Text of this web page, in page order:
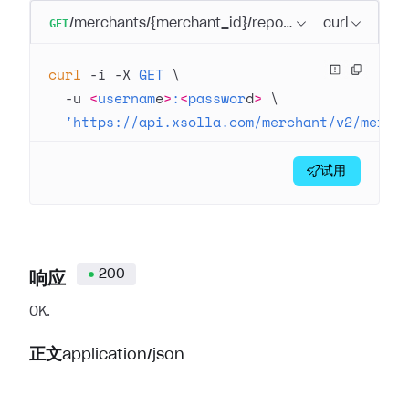
GET/merchants/{merchant_id}/reports curl
curl -i -X GET \
  -u
<username>:<password> \
'https://api.xsolla.com/merchant/v2/
试用
响应 200
OK.
正文application/json